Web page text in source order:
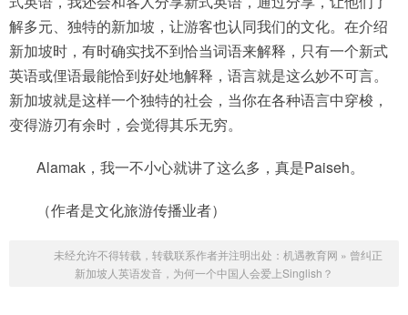
解多元、独特的新加坡，让游客也认同我们的文化。在介绍
新加坡时，有时确实找不到恰当词语来解释，只有一个新式
英语或俚语最能恰到好处地解释，语言就是这么妙不可言。
新加坡就是这样一个独特的社会，当你在各种语言中穿梭，
变得游刃有余时，会觉得其乐无穷。
Alamak，我一不小心就讲了这么多，真是Paiseh。
（作者是文化旅游传播业者）
未经允许不得转载，转载联系作者并注明出处： 机遇教育网 » 曾纠正
新加坡人英语发音，为何一个中国人会爱上Singlish？